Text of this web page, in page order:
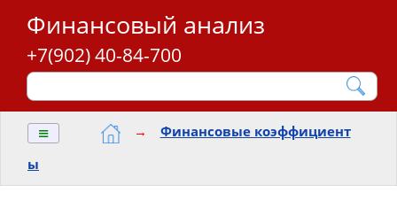
Финансовый анализ
+7(902) 40-84-700
≡ →
Финансовые коэффициент
ы